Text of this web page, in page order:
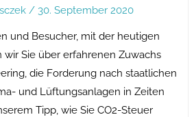
/ 30. September 2020
und Besucher, mit der heutigen
wir Sie über erfahrenen Zuwachs
die Forderung nach staatlichen
und Lüftungsanlagen in Zeiten
Tipp, wie Sie CO2-Steuer